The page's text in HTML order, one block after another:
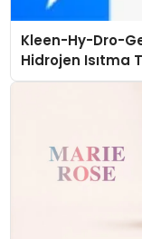
Kleen-Hy-Dro-
Hidrojen Isıtma
Düzenleyici